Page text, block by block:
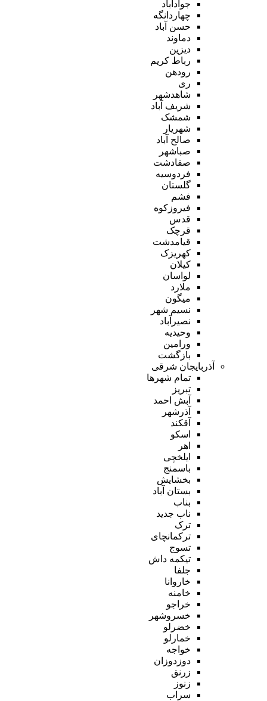
جوادآباد
چهاردانگه
حسن آباد
دماوند
دیزین
رباط کریم
رودهن
ری
شاهدشهر
شریف آباد
شمشک
شهریار
صالح آباد
صباشهر
صفادشت
فردوسیه
گلستان
فشم
فیروزکوه
قدس
قرچک
قیامدشت
کهریزک
کیلان
لواسان
ملارد
میگون
نسیم شهر
نصیرآباد
وحیدیه
ورامین
بازگشت
آذربایجان شرقی
تمام شهر‌ها
تبریز
آبش احمد
آذرشهر
آقکند
اسکو
اهر
ایلخچی
باسمنج
بخشایش
بستان آباد
بناب
ناب جدید
ترک
ترکمانچای
تسوج
تیکمه داش
جلفا
خاروانا
خامنه
خراجو
خسروشهر
خضرلو
خمارلو
خواجه
دوزدوزان
زرنق
زنوز
سراب